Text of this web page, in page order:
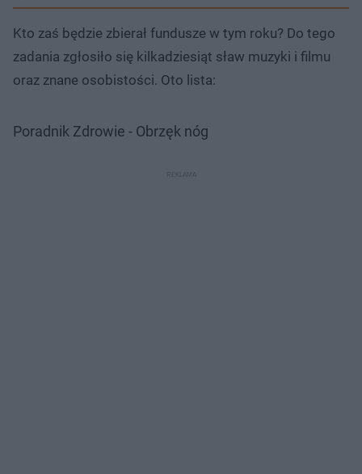
Kto zaś będzie zbierał fundusze w tym roku? Do tego
zadania zgłosiło się kilkadziesiąt sław muzyki i filmu
oraz znane osobistości. Oto lista:
Poradnik Zdrowie - Obrzęk nóg